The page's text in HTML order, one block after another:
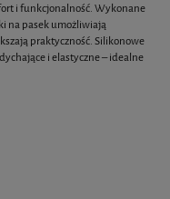
i funkcjonalność. Wykonane
na pasek umożliwiają
praktyczność. Silikonowe
i elastyczne – idealne